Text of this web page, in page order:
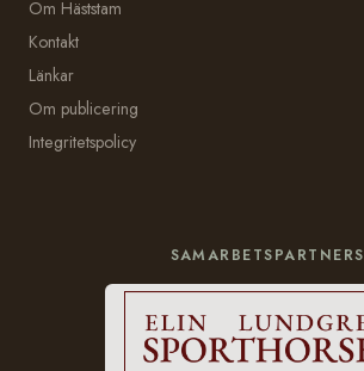
Om Häststam
Kontakt
Länkar
Om publicering
Integritetspolicy
SAMARBETSPARTNERS